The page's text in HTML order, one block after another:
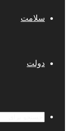
سلامت
دولت